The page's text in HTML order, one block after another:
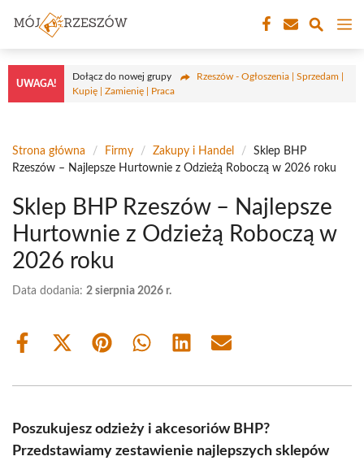
treści
UWAGA!
Dołącz do nowej grupy
Rzeszów - Ogłoszenia | Sprzedam |
Kupię | Zamienię | Praca
Strona główna / Firmy / Zakupy i Handel /
Sklep BHP
Rzeszów – Najlepsze Hurtownie z Odzieżą Roboczą w 2026 roku
Sklep BHP Rzeszów – Najlepsze
Hurtownie z Odzieżą Roboczą w
2026 roku
Data dodania: 2 sierpnia 2026 r.
Share
Share
(Twitter)
Share Share Share Share
Poszukujesz odzieży i akcesoriów BHP?
Przedstawiamy zestawienie najlepszych sklepów